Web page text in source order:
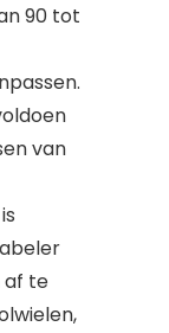
90 tot
van
af te